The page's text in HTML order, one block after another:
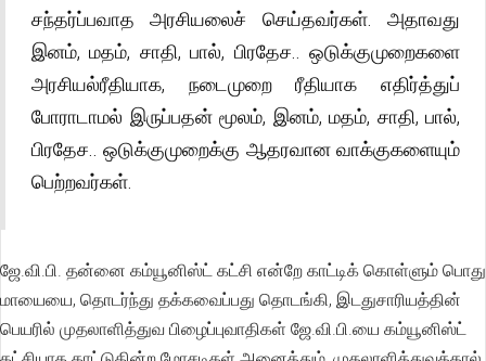
சந்தர்ப்பவாத அரசியலைச் செய்தவர்கள். அதாவது
இனம், மதம், சாதி, பால், பிரதேச.. ஒடுக்குமுறைகளை
அரசியல்ரீதியாக, நடைமுறை ரீதியாக எதிர்த்துப்
போராடாமல் இருப்பதன் மூலம், இனம், மதம், சாதி, பால்,
பிரதேச.. ஒடுக்குமுறைக்கு ஆதரவான வாக்குகளையும்
பெற்றவர்கள்.
ஜே.வி.பி. தன்னை கம்யூனிஸ்ட் கட்சி என்றே காட்டிக் கொள்ளும் பொது
மாயையை, தொடர்ந்து தக்கவைப்பது தொடங்கி, இடதுசாரியத்தின்
பெயரில் முதலாளித்துவ பிழைப்புவாதிகள் ஜே.வி.பி.யை கம்யூனிஸ்ட்